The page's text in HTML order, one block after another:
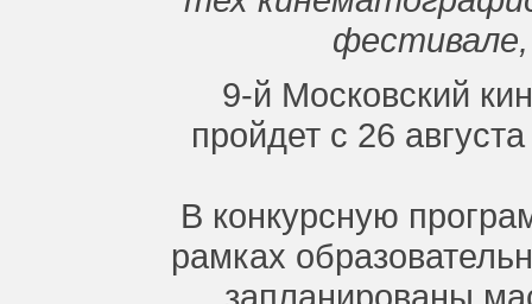
9-й Московский
пройдет с 26
В конкурсную
рамках